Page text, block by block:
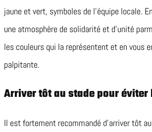
jaune et vert, symboles de l’équipe locale.
une atmosphère de solidarité et d’unité
les couleurs qui la représentent et en vous
palpitante.
Arriver tôt au stade pour
Il est fortement recommandé d’arriver tôt